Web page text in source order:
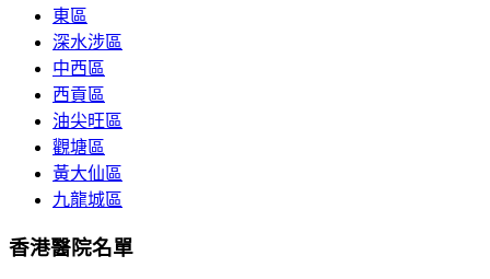
東區
深水涉區
中西區
西貢區
油尖旺區
觀塘區
黃大仙區
九龍城區
香港醫院名單